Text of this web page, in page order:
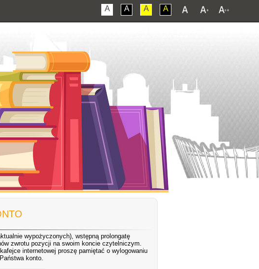
A A A A
wypożyczonych), wstępną prolongatę
zwrotu pozycji na swoim koncie czytelniczym.
internetowej proszę pamiętać o wylogowaniu
konto.